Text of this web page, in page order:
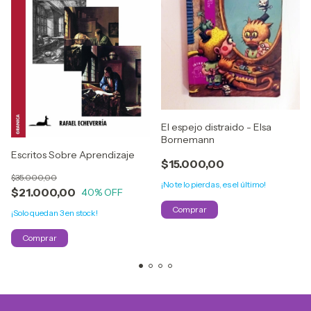
Escritos Sobre Aprendizaje
$21.000,00
$35.000,00
40% OFF
¡Solo quedan 3en stock!
El espejo distraido - Elsa
Bornemann
$15.000,00
¡No te lo pierdas, es el último!